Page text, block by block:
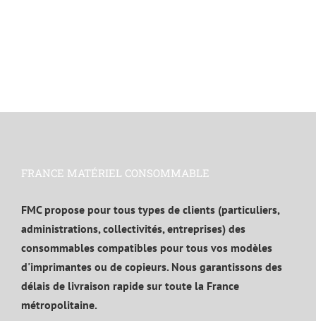
FRANCE MATÉRIEL CONSOMMABLE
FMC propose pour tous types de clients (particuliers,
administrations, collectivités, entreprises) des
consommables compatibles pour tous vos modèles
d'imprimantes ou de copieurs. Nous garantissons des
délais de livraison rapide sur toute la France
métropolitaine.